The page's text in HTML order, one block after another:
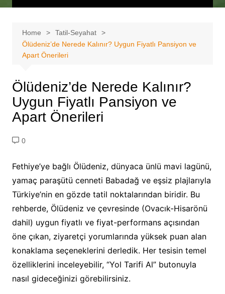
Home
Tatil-Seyahat
Ölüdeniz’de Nerede Kalınır? Uygun Fiyatlı Pansiyon ve
Apart Önerileri
Ölüdeniz’de Nerede Kalınır?
Uygun Fiyatlı Pansiyon ve
Apart Önerileri
0
Fethiye’ye bağlı Ölüdeniz, dünyaca ünlü mavi lagünü,
yamaç paraşütü cenneti Babadağ ve eşsiz plajlarıyla
Türkiye’nin en gözde tatil noktalarından biridir. Bu
rehberde, Ölüdeniz ve çevresinde (Ovacık-Hisarönü
dahil) uygun fiyatlı ve fiyat-performans açısından
öne çıkan, ziyaretçi yorumlarında yüksek puan alan
konaklama seçeneklerini derledik. Her tesisin temel
özelliklerini inceleyebilir, “Yol Tarifi Al” butonuyla
nasıl gideceğinizi görebilirsiniz.